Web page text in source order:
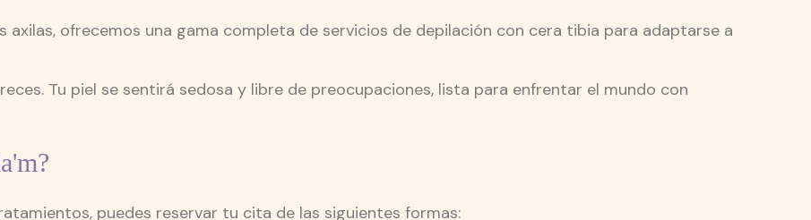
axilas, ofrecemos una gama completa de servicios de depilación con cera tibia para adaptarse a
Tu piel se sentirá sedosa y libre de preocupaciones, lista para enfrentar el mundo con
puedes reservar tu cita de las siguientes formas: